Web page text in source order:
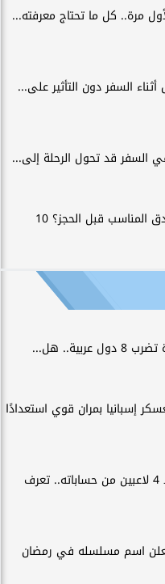
مرة.. كل ما تحتاج معرفته...
السفر دون التأثير على...
السفر قد تحول الرحلة إلى...
كيف تختار الفندق المناسب قبل الحجز؟ 10
هل...
إسبانيا بمران قوي استعدادًا
الزمالك يستبعد 4 لاعبين من حساباته.. تعرف
اسم مسلسله في رمضان